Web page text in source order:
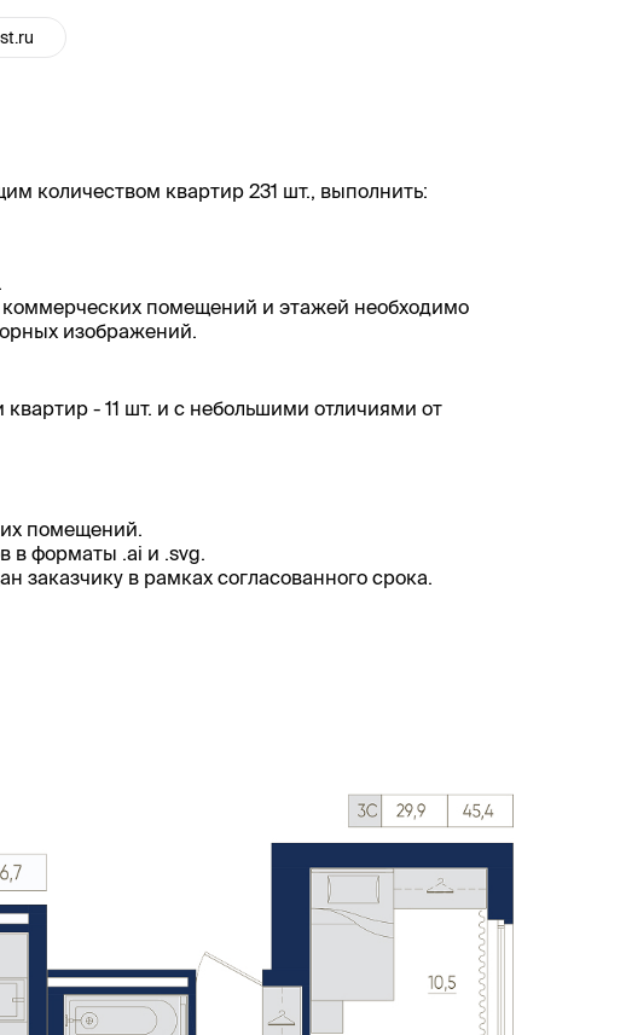
количеством квартир 231 шт., выполнить:
помещений и этажей необходимо
изображений.
- 11 шт. и с небольшими отличиями от
помещений.
в форматы .ai и .svg.
заказчику в рамках согласованного срока.